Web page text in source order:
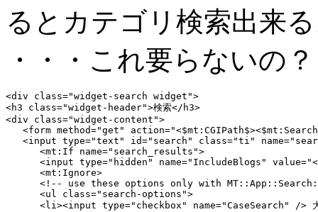
るとカテゴリ検索出来
・・・これ要らないの？
<div class="widget-search widget">
<h3 class="widget-header">検索</h3>
<div class="widget-content">
<form method="get"
<input type="text" id="search" class="ti"
<mt:If name="search_results">
<input type="hidden" name="IncludeBlogs"
<mt:Ignore>
<!-- use these options only with
<ul class="search-options">
<li><input type="checkbox" name="CaseSearch" /> 大文